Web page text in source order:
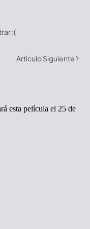
:(
Artículo Siguiente